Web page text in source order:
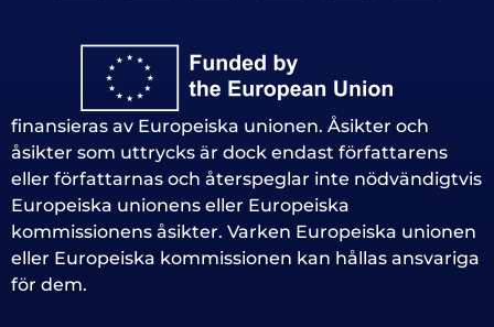
finansieras av Europeiska unionen. Åsikter och
åsikter som uttrycks är dock endast författarens
eller författarnas och återspeglar inte nödvändigtvis
Europeiska unionens eller Europeiska
kommissionens åsikter. Varken Europeiska unionen
eller Europeiska kommissionen kan hållas ansvariga
för dem.